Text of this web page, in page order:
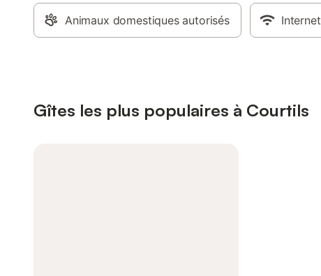
Animaux domestiques autorisés Internet
Gîtes les plus populaires à Courtils